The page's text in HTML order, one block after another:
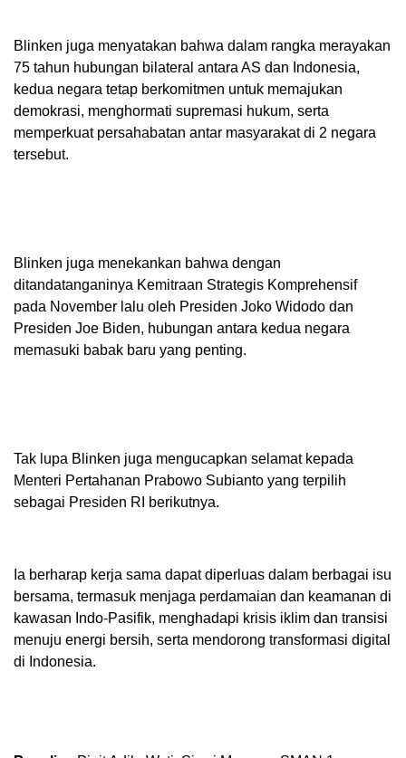
Blinken juga menyatakan bahwa dalam rangka merayakan
75 tahun hubungan bilateral antara AS dan Indonesia,
kedua negara tetap berkomitmen untuk memajukan
demokrasi, menghormati supremasi hukum, serta
memperkuat persahabatan antar masyarakat di 2 negara
tersebut.
Blinken juga menekankan bahwa dengan
ditandatanganinya Kemitraan Strategis Komprehensif
pada November lalu oleh Presiden Joko Widodo dan
Presiden Joe Biden, hubungan antara kedua negara
memasuki babak baru yang penting.
Tak lupa Blinken juga mengucapkan selamat kepada
Menteri Pertahanan Prabowo Subianto yang terpilih
sebagai Presiden RI berikutnya.
Ia berharap kerja sama dapat diperluas dalam berbagai isu
bersama, termasuk menjaga perdamaian dan keamanan di
kawasan Indo-Pasifik, menghadapi krisis iklim dan transisi
menuju energi bersih, serta mendorong transformasi digital
di Indonesia.